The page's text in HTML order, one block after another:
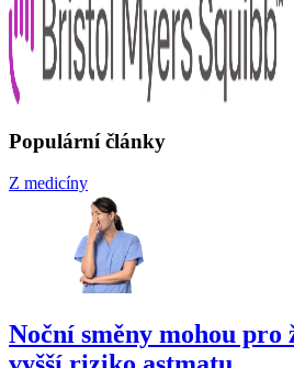
Populární články
Z medicíny
Noční směny mohou pro